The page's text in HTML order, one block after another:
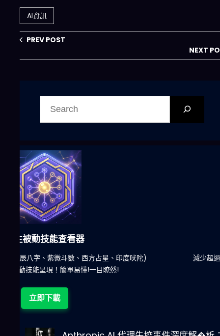
2026 年要怎麼用
「通路導向」複製
成長？
AI資訊
PREV POST
NEXT
減少超過500萬個低概率中獎組合，提高中獎率